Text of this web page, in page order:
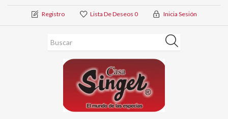
Registro Lista De Deseos 0 Inicia Sesión